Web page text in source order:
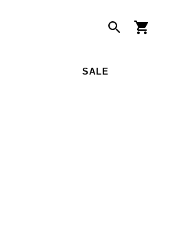
SALE